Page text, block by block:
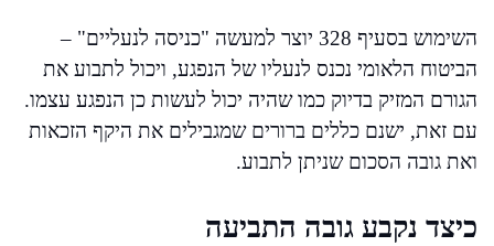
השימוש בסעיף 328 יוצר למעשה "כניסה לנעליים" –
הביטוח הלאומי נכנס לנעליו של הנפגע, ויכול לתבוע את
הגורם המזיק בדיוק כמו שהיה יכול לעשות כן הנפגע עצמו.
עם זאת, ישנם כללים ברורים שמגבילים את היקף הזכאות
ואת גובה הסכום שניתן לתבוע.
כיצד נקבע גובה התביעה